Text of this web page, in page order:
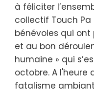
à féliciter
collectif Touch Pa
bénévoles qui
et au bon
humaine » qui
octobre. A l'heure
fatalisme